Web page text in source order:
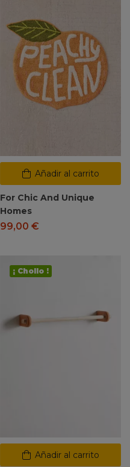
Añadir al carrito
For Chic And Unique
Homes
99,00 €
Añadir al carrito
¡ Chollo !